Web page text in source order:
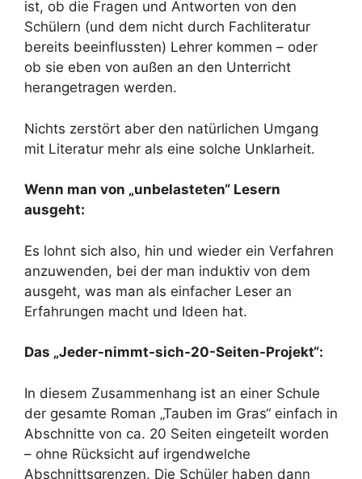
ist, ob die Fragen und Antworten von den
Schülern (und dem nicht durch Fachliteratur
bereits beeinflussten) Lehrer kommen – oder
ob sie eben von außen an den Unterricht
herangetragen werden.
Nichts zerstört aber den natürlichen Umgang
mit Literatur mehr als eine solche Unklarheit.
Wenn man von „unbelasteten“ Lesern
ausgeht:
Es lohnt sich also, hin und wieder ein Verfahren
anzuwenden, bei der man induktiv von dem
ausgeht, was man als einfacher Leser an
Erfahrungen macht und Ideen hat.
Das „Jeder-nimmt-sich-20-Seiten-Projekt“:
In diesem Zusammenhang ist an einer Schule
der gesamte Roman „Tauben im Gras“ einfach in
Abschnitte von ca. 20 Seiten eingeteilt worden
– ohne Rücksicht auf irgendwelche
Abschnittsgrenzen. Die Schüler haben dann